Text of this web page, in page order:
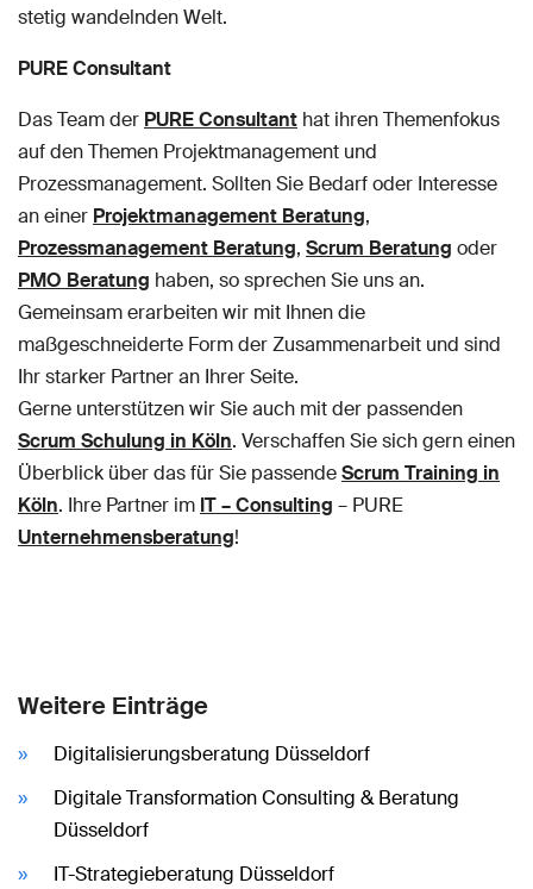
stetig wandelnden Welt.
PURE Consultant
Das Team der PURE Consultant hat ihren Themenfokus
auf den Themen Projektmanagement und
Prozessmanagement. Sollten Sie Bedarf oder Interesse
an einer Projektmanagement Beratung,
Prozessmanagement Beratung, Scrum Beratung oder
PMO Beratung haben, so sprechen Sie uns an.
Gemeinsam erarbeiten wir mit Ihnen die
maßgeschneiderte Form der Zusammenarbeit und sind
Ihr starker Partner an Ihrer Seite.
Gerne unterstützen wir Sie auch mit der passenden
Scrum Schulung in Köln. Verschaffen Sie sich gern einen
Überblick über das für Sie passendeScrum Training in
Köln. Ihre Partner im IT – Consulting – PURE
Unternehmensberatung!
Weitere Einträge
Digitalisierungsberatung Düsseldorf
Digitale Transformation Consulting & Beratung
Düsseldorf
IT-Strategieberatung Düsseldorf